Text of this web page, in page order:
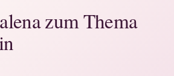
zum Thema